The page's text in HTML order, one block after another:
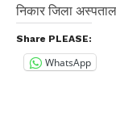
निकार जिला
Share PLEASE:
WhatsApp